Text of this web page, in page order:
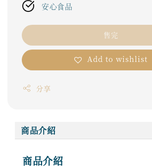
安心食品
售完
Add to wishlist
分享
商品介紹
商品介紹